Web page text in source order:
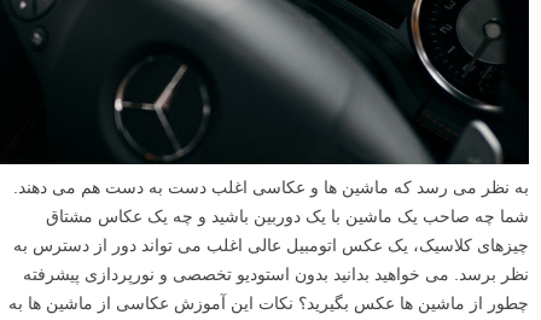
به نظر می رسد که ماشین ها و عکاسی اغلب دست به دست هم می دهند.
شما چه صاحب یک ماشین با یک دوربین باشید و چه یک عکاس مشتاق
چیزهای کلاسیک، یک عکس اتومبیل عالی اغلب می تواند دور از دسترس به
نظر برسد. می خواهید بدانید بدون استودیو تخصصی و نورپردازی پیشرفته
چطور از ماشین ها عکس بگیرید؟ نکات این آموزش عکاسی از ماشین ها به